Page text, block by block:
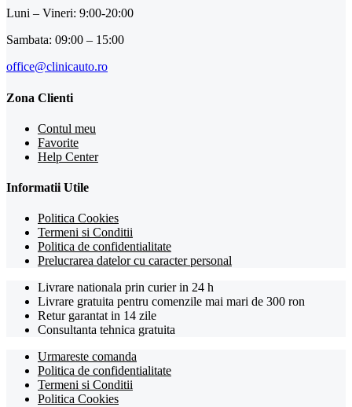
Luni – Vineri: 9:00-20:00
Sambata: 09:00 – 15:00
office@clinicauto.ro
Zona Clienti
Contul meu
Favorite
Help Center
Informatii Utile
Politica Cookies
Termeni si Conditii
Politica de confidentialitate
Prelucrarea datelor cu caracter personal
Livrare nationala prin curier in 24 h
Livrare gratuita pentru comenzile mai mari de 300 ron
Retur garantat in 14 zile
Consultanta tehnica gratuita
Urmareste comanda
Politica de confidentialitate
Termeni si Conditii
Politica Cookies